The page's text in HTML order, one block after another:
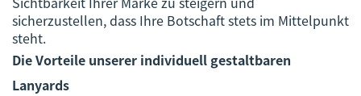
sicherzustellen, dass Ihre Botschaft stets im Mittelpunkt
steht.
Die Vorteile unserer individuell gestaltbaren
Lanyards